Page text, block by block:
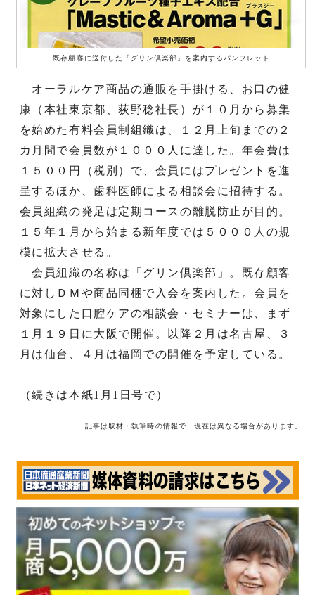
既存顧客に送付した「グリン倶楽部」を案内するパンフレット
オーラルケア商品の通販を手掛ける、お口の健
康（本社東京都、荻野稔社長）が１０月から募集
を始めた有料会員制組織は、１２月上旬までの２
カ月間で会員数が１０００人に達した。年会費は
１５００円（税別）で、会員にはプレゼントを進
呈するほか、歯科医師による相談会に招待する。
会員組織の発足は定期コースの離脱防止が目的。
１５年１月から始まる新年度では５０００人の規
模に拡大させる。
会員組織の名称は「グリン倶楽部」。既存顧客
に対しＤＭや商品同梱で入会を案内した。会員を
対象にした口腔ケアの相談会・セミナーは、まず
１月１９日に大阪で開催。以降２月は名古屋、３
月は仙台、４月は福岡での開催を予定している。
（続きは本紙1月1日号で）
記事は取材・執筆時の情報で、現在は異なる場合があります。